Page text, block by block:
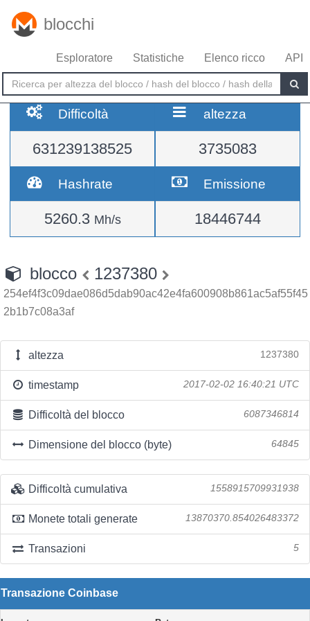
blocchi
Esploratore Statistiche Elenco ricco API
Difficoltà
631239138525
altezza
3735083
Hashrate
5260.3 Mh/s
Emissione
18446744
blocco 1237380
254ef4f3c09dae086d5dab90ac42e4fa600908b861ac5af55f45
2b1b7c08a3af
altezza 1237380
timestamp 2017-02-02 16:40:21 UTC
Difficoltà del blocco 6087346814
Dimensione del blocco (byte) 64845
Difficoltà cumulativa 1558915709931938
Monete totali generate 13870370.854026483372
Transazioni 5
Transazione Coinbase